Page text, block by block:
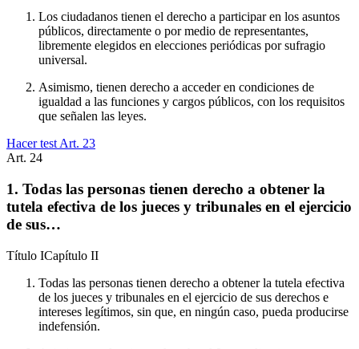
Los ciudadanos tienen el derecho a participar en los asuntos
públicos, directamente o por medio de representantes,
libremente elegidos en elecciones periódicas por sufragio
universal.
Asimismo, tienen derecho a acceder en condiciones de
igualdad a las funciones y cargos públicos, con los requisitos
que señalen las leyes.
Hacer test Art. 23
Art. 24
1. Todas las personas tienen derecho a obtener la
tutela efectiva de los jueces y tribunales en el ejercicio
de sus…
Título ICapítulo II
Todas las personas tienen derecho a obtener la tutela efectiva
de los jueces y tribunales en el ejercicio de sus derechos e
intereses legítimos, sin que, en ningún caso, pueda producirse
indefensión.